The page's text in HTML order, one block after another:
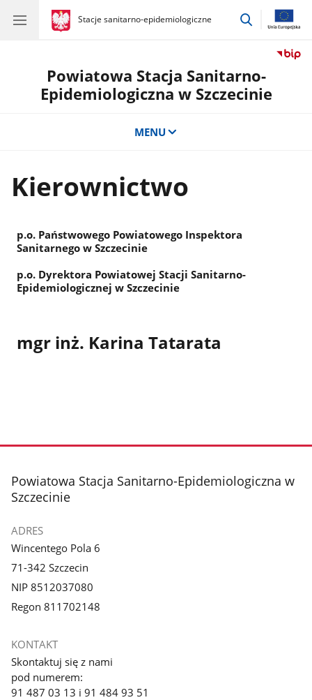
gov.pl
Stacje sanitarno-epidemiologiczne
gov.pl
Stacje
przejdź
Powiatowa Stacja Sanitarno-
Epidemiologiczna w Szczecinie
MENU
Kierownictwo
p.o. Państwowego Powiatowego Inspektora
Sanitarnego w Szczecinie
p.o. Dyrektora Powiatowej Stacji Sanitarno-
Epidemiologicznej w Szczecinie
mgr inż. Karina Tatarata
stopka
Powiatowa Stacja Sanitarno-Epidemiologiczna w
Szczecinie
ADRES
Wincentego Pola 6
71-342 Szczecin
NIP 8512037080
Regon 811702148
KONTAKT
Skontaktuj się z nami
pod numerem:
91 487 03 13 i 91 484 93 51